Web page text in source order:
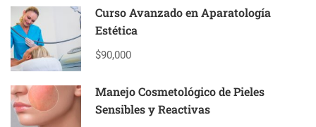
Curso Avanzado en Aparatología
Estética
$90,000
Manejo Cosmetológico de Pieles
Sensibles y Reactivas